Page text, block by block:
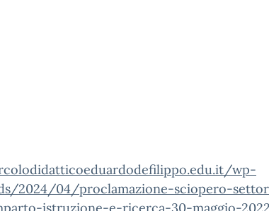
wp-
2024/04/proclamazione-sciopero-